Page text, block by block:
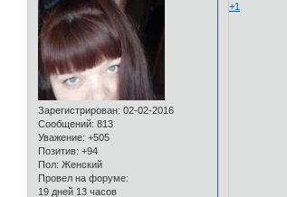
Зарегистрирован: 02-02-2016
Сообщений: 813
Уважение: +505
Позитив: +94
Пол: Женский
Провел на форуме:
19 дней 13 часов
+1